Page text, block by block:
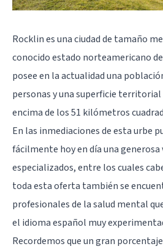
Rocklin es una ciudad de tamaño
conocido estado norteamericano
posee en la actualidad una
personas y una superficie
encima de los 51 kilómetros
En las inmediaciones de esta urbe
fácilmente hoy en día una generosa
especializados, entre los cuales
toda esta oferta también se
profesionales de la salud mental
el idioma español muy
Recordemos que un gran